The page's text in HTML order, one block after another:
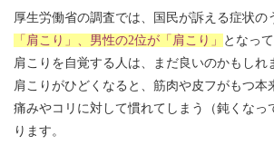
厚生労働省の調査では、国民が訴える症状の
「肩こり」、男性の2位が「肩こり」
となっ
肩こりを自覚する人は、まだ良いのかもしれ
肩こりがひどくなると、筋肉や皮フがもつ本
痛みやコリに対して慣れてしまう（鈍くなっ
ります。